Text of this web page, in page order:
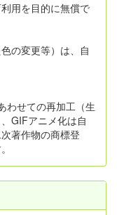
用を目的に無償で
の変更等）は、自
わせての再加工（生
GIFアニメ化は自
著作物の商標登